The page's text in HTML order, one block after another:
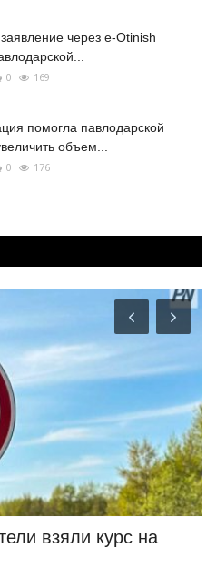
через e-Otinish
0 169
помогла павлодарской
объем...
0 176
взяли курс на